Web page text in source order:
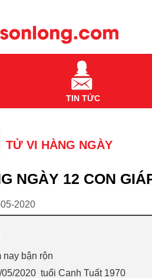
TIN TỨC
TỬ VI HÀNG NGÀY
NGÀY 12 CON
2020
nay bận rộn
2020 tuổi Canh Tuất 1970